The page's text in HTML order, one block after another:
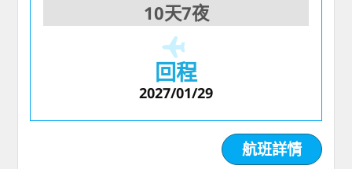
10天7夜
回程
2027/01/29
航班詳情